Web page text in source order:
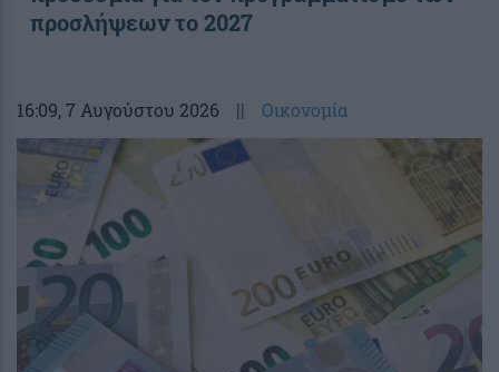
προσλήψεων το 2027
16:09, 7 Αυγούστου 2026 || Οικονομία